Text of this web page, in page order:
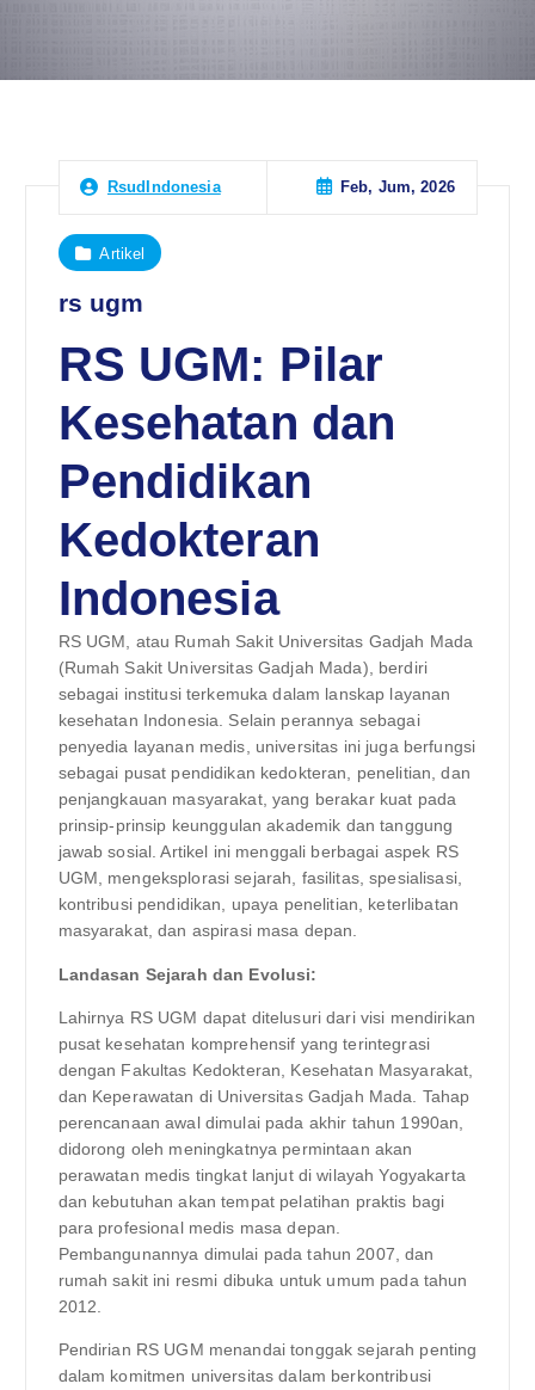
RsudIndonesia Feb, Jum, 2026
Artikel
rs ugm
RS UGM: Pilar
Kesehatan dan
Pendidikan
Kedokteran
Indonesia
RS UGM, atau Rumah Sakit Universitas Gadjah Mada
(Rumah Sakit Universitas Gadjah Mada), berdiri
sebagai institusi terkemuka dalam lanskap layanan
kesehatan Indonesia. Selain perannya sebagai
penyedia layanan medis, universitas ini juga berfungsi
sebagai pusat pendidikan kedokteran, penelitian, dan
penjangkauan masyarakat, yang berakar kuat pada
prinsip-prinsip keunggulan akademik dan tanggung
jawab sosial. Artikel ini menggali berbagai aspek RS
UGM, mengeksplorasi sejarah, fasilitas, spesialisasi,
kontribusi pendidikan, upaya penelitian, keterlibatan
masyarakat, dan aspirasi masa depan.
Landasan Sejarah dan Evolusi:
Lahirnya RS UGM dapat ditelusuri dari visi mendirikan
pusat kesehatan komprehensif yang terintegrasi
dengan Fakultas Kedokteran, Kesehatan Masyarakat,
dan Keperawatan di Universitas Gadjah Mada. Tahap
perencanaan awal dimulai pada akhir tahun 1990an,
didorong oleh meningkatnya permintaan akan
perawatan medis tingkat lanjut di wilayah Yogyakarta
dan kebutuhan akan tempat pelatihan praktis bagi
para profesional medis masa depan.
Pembangunannya dimulai pada tahun 2007, dan
rumah sakit ini resmi dibuka untuk umum pada tahun
2012.
Pendirian RS UGM menandai tonggak sejarah penting
dalam komitmen universitas dalam berkontribusi